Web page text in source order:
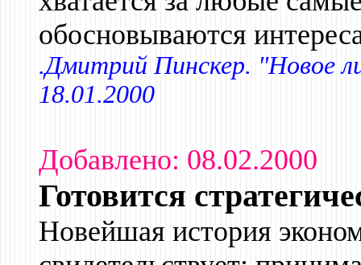
обосновываются
.Дмитрий Пинскер. "Новое
18.01.2000
Добавлено: 08.02.2000
Готовится
Новейшая история